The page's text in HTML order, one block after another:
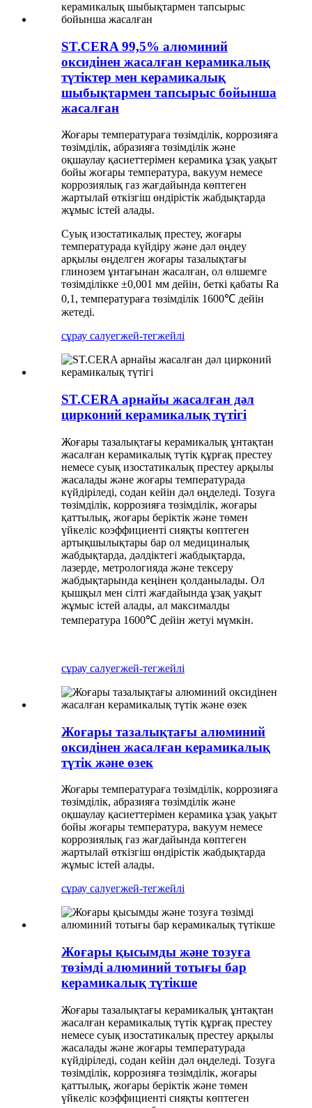
ST.CERA 99,5% алюминий
оксидінен жасалған керамикалық
түтіктер мен керамикалық
шыбықтармен тапсырыс бойынша
жасалған
Жоғары температураға төзімділік, коррозияға
төзімділік, абразияға төзімділік және
оқшаулау қасиеттерімен керамика ұзақ уақыт
бойы жоғары температура, вакуум немесе
коррозиялық газ жағдайында көптеген
жартылай өткізгіш өндірістік жабдықтарда
жұмыс істей алады.
Суық изостатикалық престеу, жоғары
температурада күйдіру және дәл өңдеу
арқылы өңделген жоғары тазалықтағы
глинозем ұнтағынан жасалған, ол өлшемге
төзімділікке ±0,001 мм дейін, беткі қабаты Ra
0,1, температураға төзімділік 1600℃ дейін
жетеді.
сұрау салуегжей-тегжейлі
ST.CERA арнайы жасалған дәл
цирконий керамикалық түтігі
Жоғары тазалықтағы керамикалық ұнтақтан
жасалған керамикалық түтік құрғақ престеу
немесе суық изостатикалық престеу арқылы
жасалады және жоғары температурада
күйдіріледі, содан кейін дәл өңделеді. Тозуға
төзімділік, коррозияға төзімділік, жоғары
қаттылық, жоғары беріктік және төмен
үйкеліс коэффициенті сияқты көптеген
артықшылықтары бар ол медициналық
жабдықтарда, дәлдіктегі жабдықтарда,
лазерде, метрологияда және тексеру
жабдықтарында кеңінен қолданылады. Ол
қышқыл мен сілті жағдайында ұзақ уақыт
жұмыс істей алады, ал максималды
температура 1600℃ дейін жетуі мүмкін.
сұрау салуегжей-тегжейлі
Жоғары тазалықтағы алюминий
оксидінен жасалған керамикалық
түтік және өзек
Жоғары температураға төзімділік, коррозияға
төзімділік, абразияға төзімділік және
оқшаулау қасиеттерімен керамика ұзақ уақыт
бойы жоғары температура, вакуум немесе
коррозиялық газ жағдайында көптеген
жартылай өткізгіш өндірістік жабдықтарда
жұмыс істей алады.
сұрау салуегжей-тегжейлі
Жоғары қысымды және тозуға
төзімді алюминий тотығы бар
керамикалық түтікше
Жоғары тазалықтағы керамикалық ұнтақтан
жасалған керамикалық түтік құрғақ престеу
немесе суық изостатикалық престеу арқылы
жасалады және жоғары температурада
күйдіріледі, содан кейін дәл өңделеді. Тозуға
төзімділік, коррозияға төзімділік, жоғары
қаттылық, жоғары беріктік және төмен
үйкеліс коэффициенті сияқты көптеген